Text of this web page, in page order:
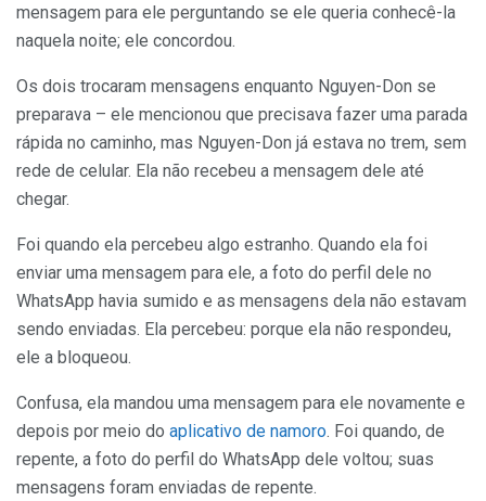
mensagem para ele perguntando se ele queria conhecê-la
naquela noite; ele concordou.
Os dois trocaram mensagens enquanto Nguyen-Don se
preparava – ele mencionou que precisava fazer uma parada
rápida no caminho, mas Nguyen-Don já estava no trem, sem
rede de celular. Ela não recebeu a mensagem dele até
chegar.
Foi quando ela percebeu algo estranho. Quando ela foi
enviar uma mensagem para ele, a foto do perfil dele no
WhatsApp havia sumido e as mensagens dela não estavam
sendo enviadas. Ela percebeu: porque ela não respondeu,
ele a bloqueou.
Confusa, ela mandou uma mensagem para ele novamente e
depois por meio do aplicativo de namoro. Foi quando, de
repente, a foto do perfil do WhatsApp dele voltou; suas
mensagens foram enviadas de repente.